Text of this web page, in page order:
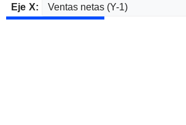
Eje X: